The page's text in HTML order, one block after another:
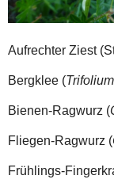
Aufrechter Ziest
Bergklee (
Bienen-Ragwurz (
Fliegen-Ragwurz (
Frühlings-